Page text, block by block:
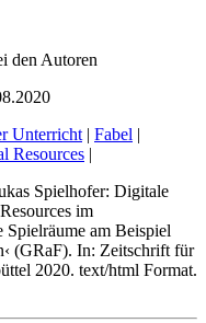
den Autoren
Unterricht | Fabel |
Resources |
Spielhofer: Digitale
im
am Beispiel
(GRaF). In: Zeitschrift für
2020. text/html Format.